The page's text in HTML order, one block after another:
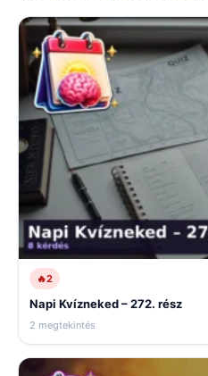
🔥2
Napi Kvízneked – 272. rész
2 megtekintés